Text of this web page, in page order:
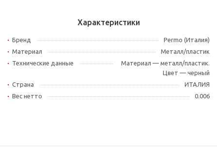
Характеристики
Бренд
Permo (Италия)
Материал
Металл/пластик
Технические данные
Материал — металл/пластик.
Цвет — черный
Страна
ИТАЛИЯ
Вес нетто
0.006